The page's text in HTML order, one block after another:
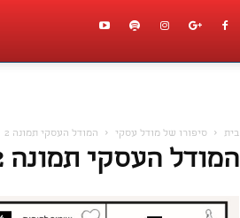
בית סיפורו של מודל עסקי המודל העסקי תמונה 2
המודל העסקי תמונה 2